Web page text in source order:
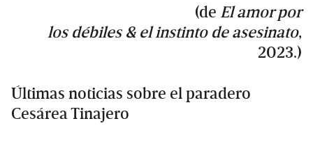
(de El amor por
los débiles & el instinto de asesinato,
2023.)
Últimas noticias sobre el paradero
Cesárea Tinajero